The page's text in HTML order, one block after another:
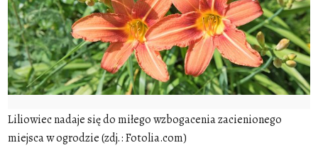
Liliowiec nadaje się do miłego wzbogacenia zacienionego
miejsca w ogrodzie (zdj.: Fotolia.com)